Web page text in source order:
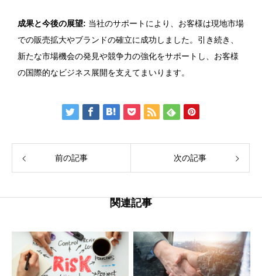
成果と今後の展望: 当社のサポートにより、お客様は現地市場
での販売拡大やブランドの確立に成功しました。引き続き、
新たな市場機会の発見や競争力の強化をサポートし、お客様
の国際的なビジネス展開を支えてまいります。
前の記事 次の記事
関連記事